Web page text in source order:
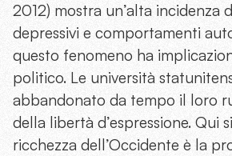
2012) mostra un’alta incidenza
depressivi e comportamenti
questo fenomeno ha
politico. Le università
abbandonato da tempo il loro
della libertà d’espressione. Qui
ricchezza dell’Occidente è la